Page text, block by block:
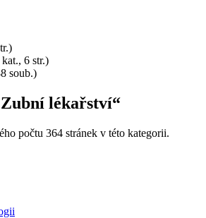
6 str.)
soub.)
lékařství“
počtu 364 stránek v této kategorii.